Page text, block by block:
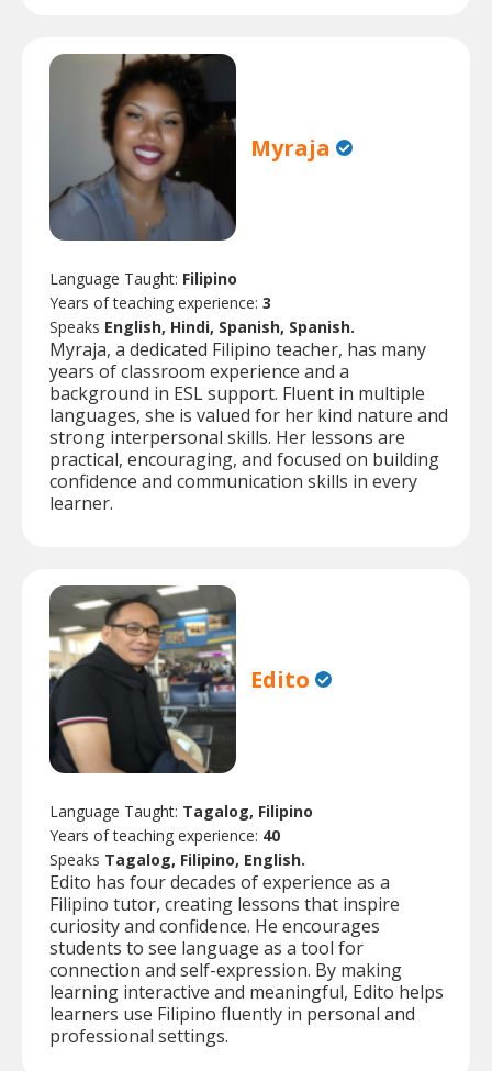
Myraja
Language Taught: Filipino
Years of teaching experience: 3
Speaks English, Hindi, Spanish, Spanish.
Myraja, a dedicated Filipino teacher, has many
years of classroom experience and a
background in ESL support. Fluent in multiple
languages, she is valued for her kind nature and
strong interpersonal skills. Her lessons are
practical, encouraging, and focused on building
confidence and communication skills in every
learner.
Edito
Language Taught: Tagalog, Filipino
Years of teaching experience: 40
Speaks Tagalog, Filipino, English.
Edito has four decades of experience as a
Filipino tutor, creating lessons that inspire
curiosity and confidence. He encourages
students to see language as a tool for
connection and self-expression. By making
learning interactive and meaningful, Edito helps
learners use Filipino fluently in personal and
professional settings.